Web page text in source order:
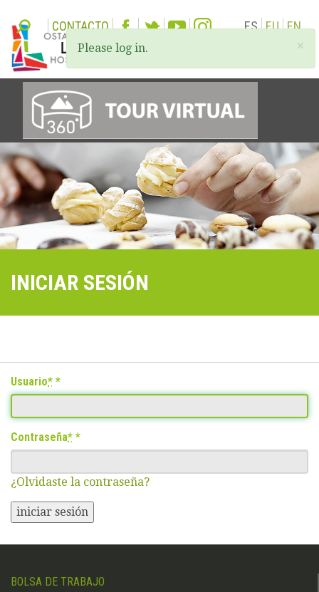
CONTACTO ES EU EN
×
Please log in.
INICIAR SESIÓN
Usuario*
Contraseña*
¿Olvidaste la contraseña?
iniciar sesión
BOLSA DE TRABAJO